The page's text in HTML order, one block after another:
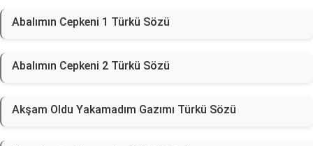
Abalımın Cepkeni 1 Türkü Sözü
Abalımın Cepkeni 2 Türkü Sözü
Akşam Oldu Yakamadım Gazımı Türkü Sözü